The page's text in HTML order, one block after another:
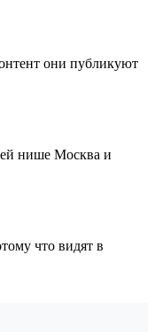
они публикуют
нише Москва и
что видят в